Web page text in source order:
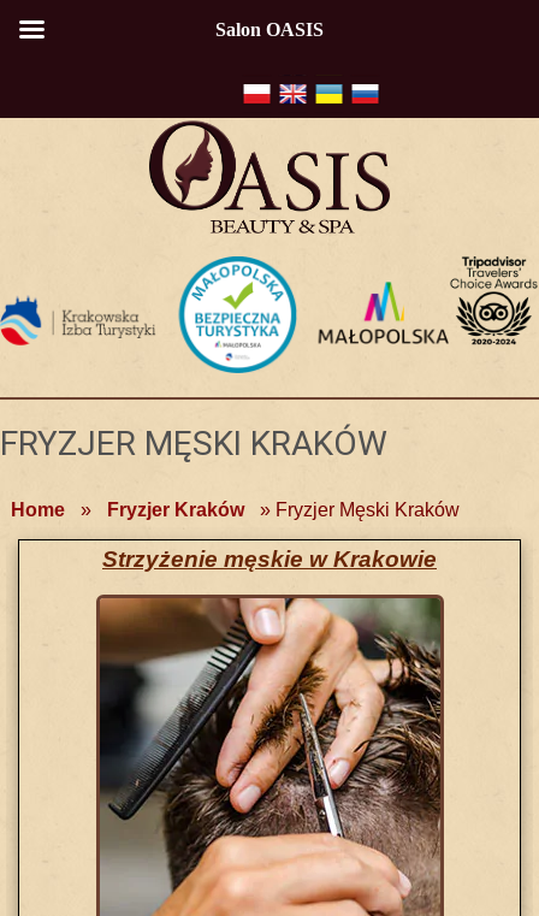
FRYZJER MĘSKI KRAKÓW
Home » Fryzjer Kraków » Fryzjer Męski Kraków
Strzyżenie męskie w Krakowie
Salon OASIS